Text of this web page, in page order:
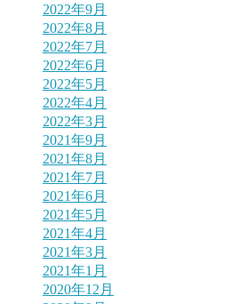
2022年9月
2022年8月
2022年7月
2022年6月
2022年5月
2022年4月
2022年3月
2021年9月
2021年8月
2021年7月
2021年6月
2021年5月
2021年4月
2021年3月
2021年1月
2020年12月